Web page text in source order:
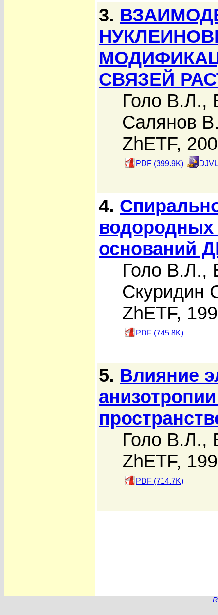
3.
СВЯЗЕЙ
Голо В.Л.,
Салянов
ZhETF,
PDF (399.9K)
4.
водородных
оснований
Голо В.Л.,
Скуридин
ZhETF,
PDF (745.8K)
5. Влияние
Голо В.Л.,
ZhETF,
PDF (714.7K)